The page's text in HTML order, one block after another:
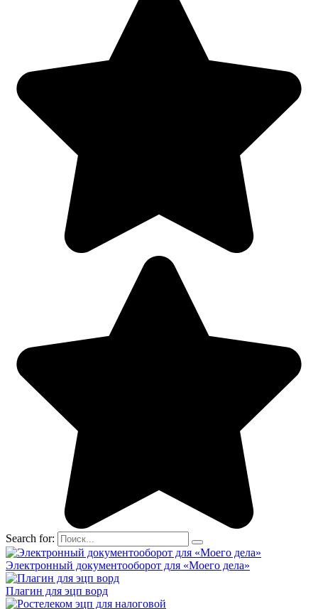
Search for:
Электронный документооборот для «Моего дела»
Плагин для эцп ворд